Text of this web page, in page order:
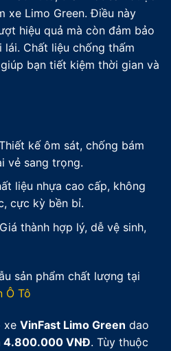
xe Limo Green. Điều này
hiệu quả mà còn đảm bảo
Chất liệu chống thấm
bạn tiết kiệm thời gian và
kế ôm sát, chống bám
vẻ sang trọng.
liệu nhựa cao cấp, không
cực kỳ bền bỉ.
thành hợp lý, dễ vệ sinh,
sản phẩm chất lượng tại
Ô Tô
xe VinFast Limo Green dao
4.800.000 VNĐ. Tùy thuộc